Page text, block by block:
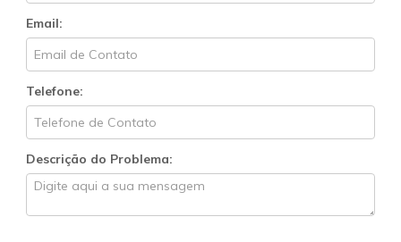
Email:
Telefone:
Descrição do Problema: